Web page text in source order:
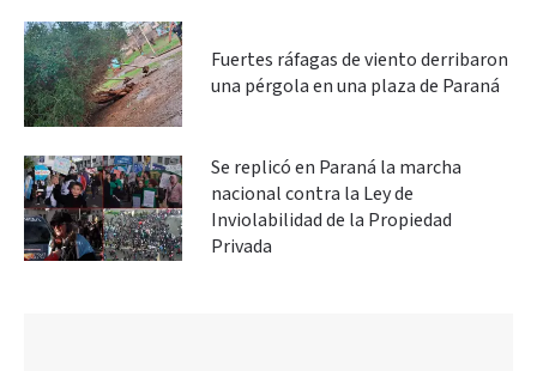
Fuertes ráfagas de viento derribaron
una pérgola en una plaza de Paraná
Se replicó en Paraná la marcha
nacional contra la Ley de
Inviolabilidad de la Propiedad
Privada